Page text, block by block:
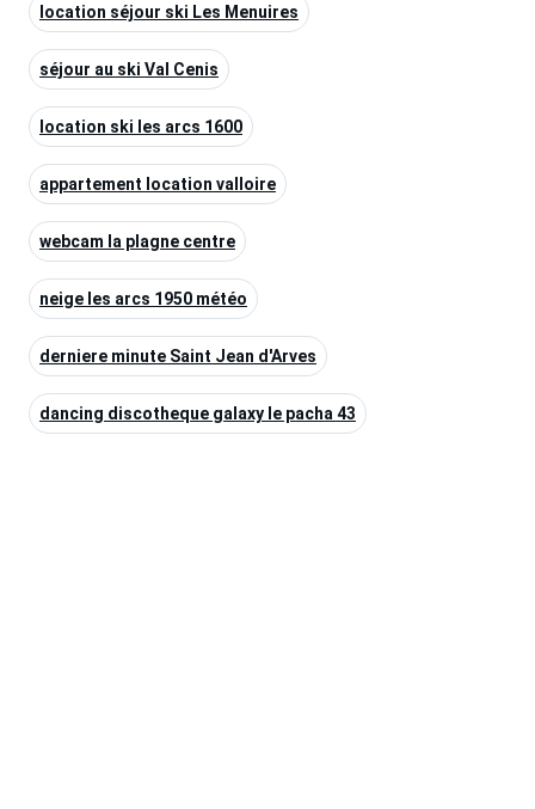
location séjour ski Les Menuires
séjour au ski Val Cenis
location ski les arcs 1600
appartement location valloire
webcam la plagne centre
neige les arcs 1950 météo
derniere minute Saint Jean d'Arves
dancing discotheque galaxy le pacha 43